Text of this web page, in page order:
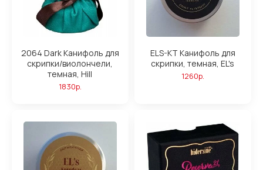
2064 Dark Канифоль для
скрипки/виолончели,
темная, Hill
1830р.
ELS-KT Канифоль для
скрипки, темная, EL's
1260р.